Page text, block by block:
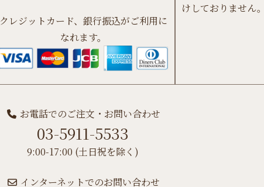
クレジットカード、銀行振込がご利用に
なれます。
けしておりません。
お電話でのご注文・お問い合わせ
03-5911-5533
9:00-17:00 (土日祝を除く)
インターネットでのお問い合わせ